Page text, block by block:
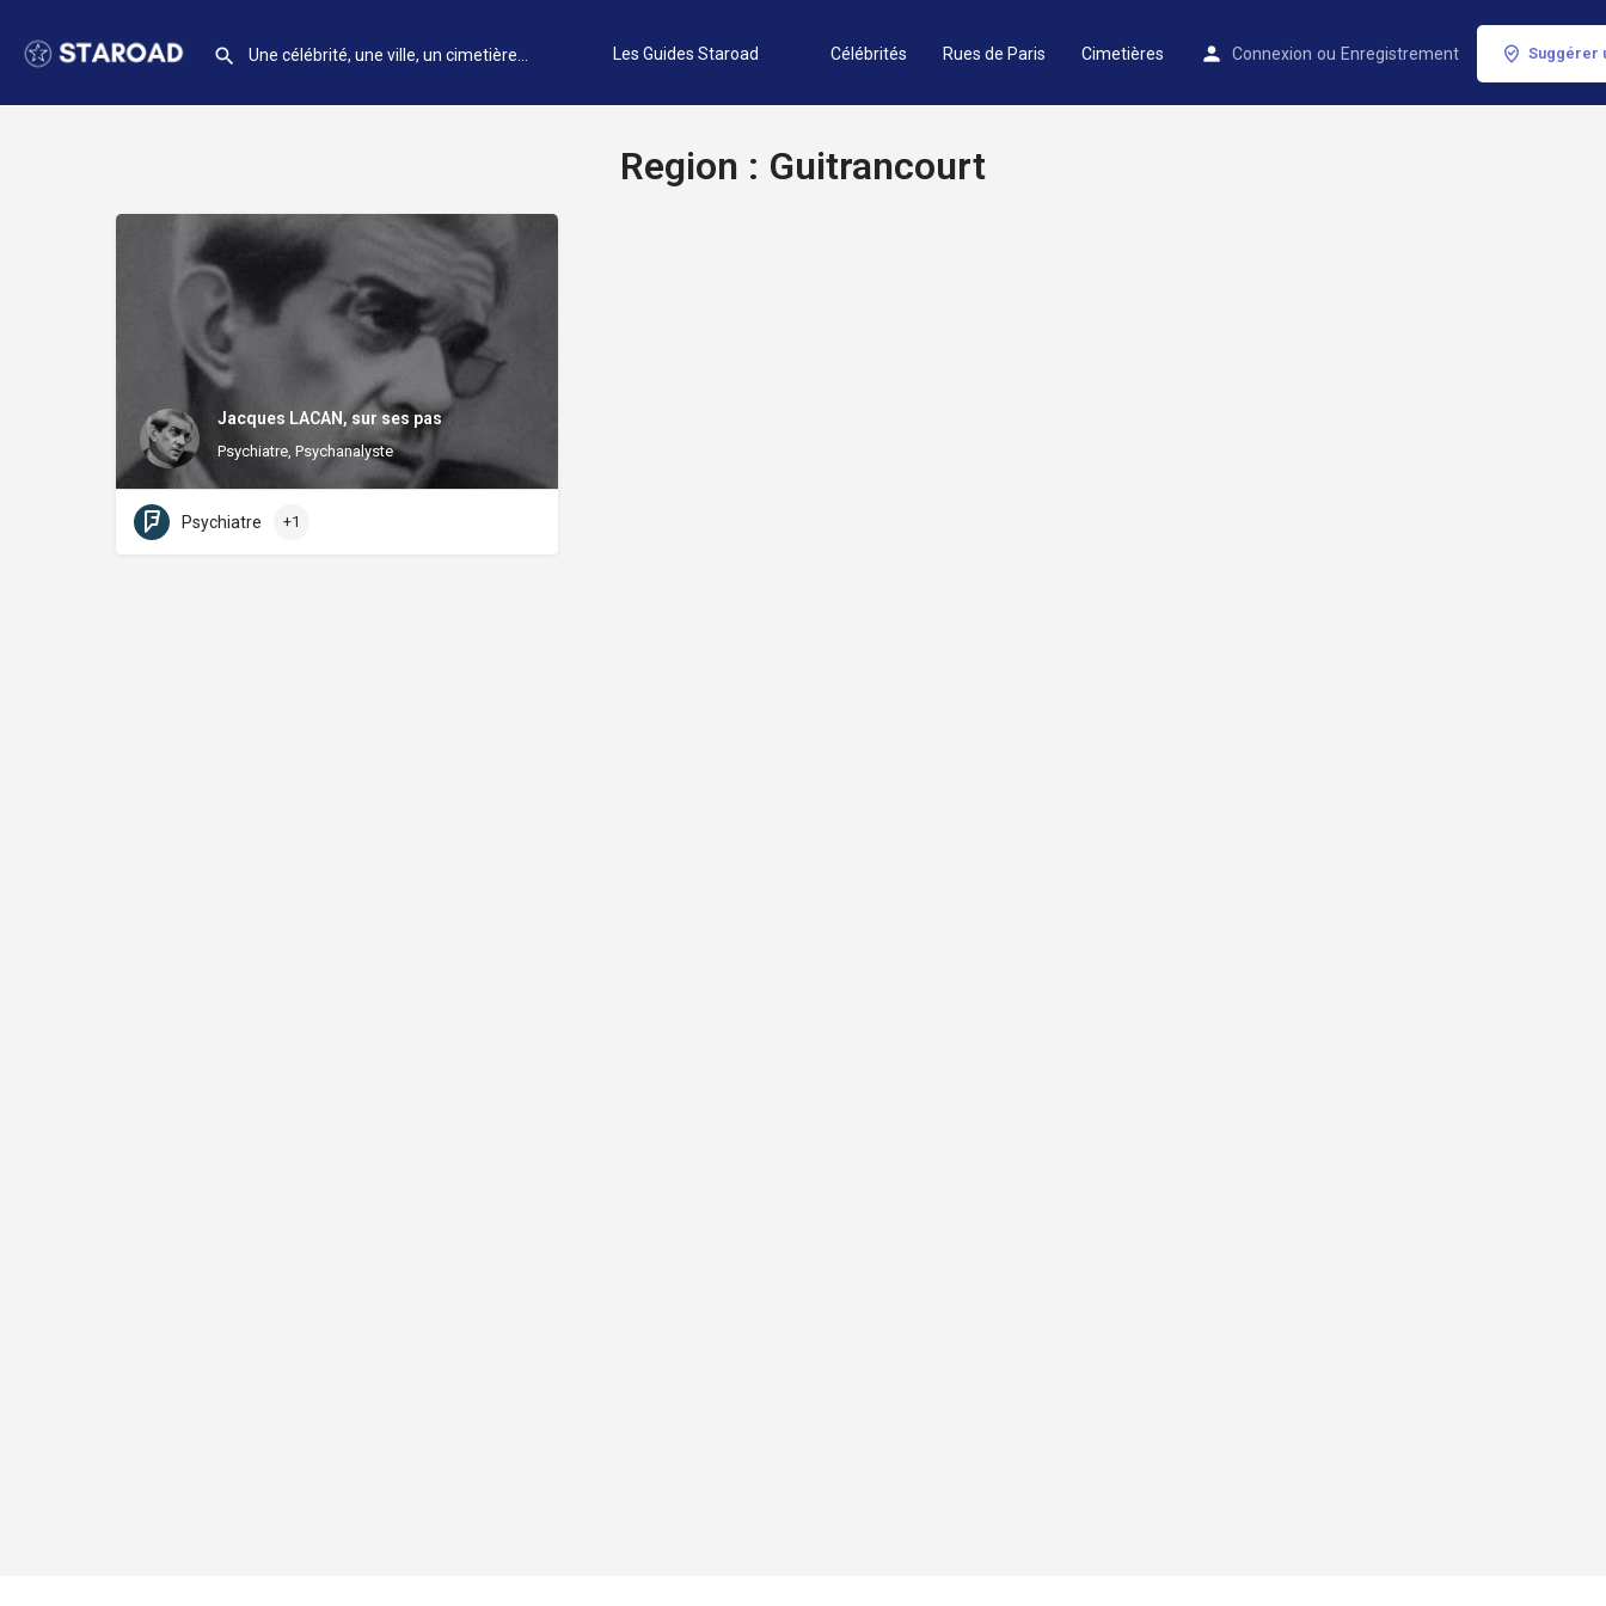
Les Guides Staroad Célébrités Rues de Paris Cimetières Connexion ou Enregistrement Suggérer
Region : Guitrancourt
Jacques LACAN, sur ses pas
Psychiatre, Psychanalyste
Psychiatre +1